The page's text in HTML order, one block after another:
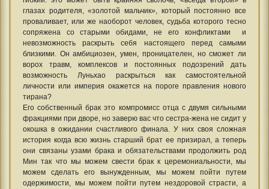
глазах родителя, «золотой мальчик», который постоянно все
проваливает, или же наоборот человек, судьба которого тесно
сопряжена со старыми обидами, не его конфликтами и
невозможность раскрыть себя настоящего перед самыми
близкими. Он амбициозен, умен, проницателен, но сможет ли
ворох травм, комплексов и постоянных подозрений дать
возможность Луньхао раскрыться как самостоятельной
личности или империя окажется на пороге правления нового
тирана?
Его собственный брак это компромисс отца с двумя сильными
фракциями при дворе, но заверю вас что сестра-жена не сидит у
окошка в ожидании счастливого финала. У них своя сложная
история когда всю жизнь старший брат ее призирал, а теперь
они связаны узами брака и обязательствами продолжить род
Мин так что мы можем свести брак к церемониальности, мы
можем сделать его вынужденным, мы можем пойти путем
одержимости, мы можем пойти путем нездоровой страсти, а